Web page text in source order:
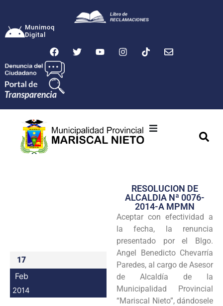
Munimoq
Digital
Transparencia
Seguridad
Programas
Intranet
17
Feb
2014
RESOLUCION DE
ALCALDIA Nª 0076-
2014-A MPMN
Aceptar con efectividad a
la fecha, la renuncia
presentado por el Blgo.
Angel Benedicto Chevarría
Paredes, al cargo de Asesor
de Alcaldía de la
Municipalidad Provincial
“Mariscal Nieto”, dándosele